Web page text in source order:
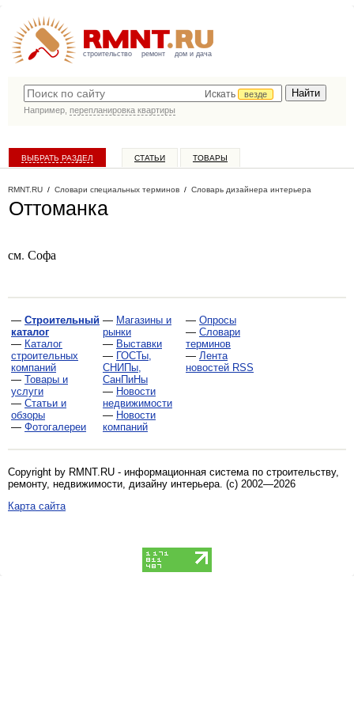
строительство ремонт дом и дача
Искать
везде
Например, перепланировка квартиры
ВЫБРАТЬ РАЗДЕЛ СТАТЬИ ТОВАРЫ
RMNT.RU / Словари специальных терминов / Словарь дизайнера интерьера
Оттоманка
см. Софа
— Строительный
каталог
— Каталог
строительных
компаний
— Товары и
услуги
— Статьи и
обзоры
— Фотогалереи
— Магазины и
рынки
— Выставки
— ГОСТы,
СНИПы,
СанПиНы
— Новости
недвижимости
— Новости
компаний
— Опросы
— Словари
терминов
— Лента
новостей RSS
Copyright by RMNT.RU - информационная система по строительству,
ремонту, недвижимости, дизайну интерьера. (c) 2002—2026
Карта сайта